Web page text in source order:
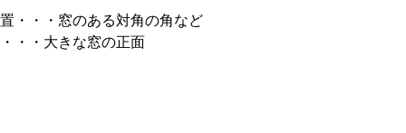
・・・窓のある対角の角など
・・大きな窓の正面